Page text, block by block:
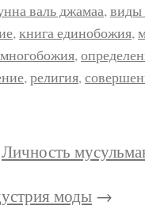
валь джамаа,виды
,книга единобожия,
,
,религия,
Личность
моды →